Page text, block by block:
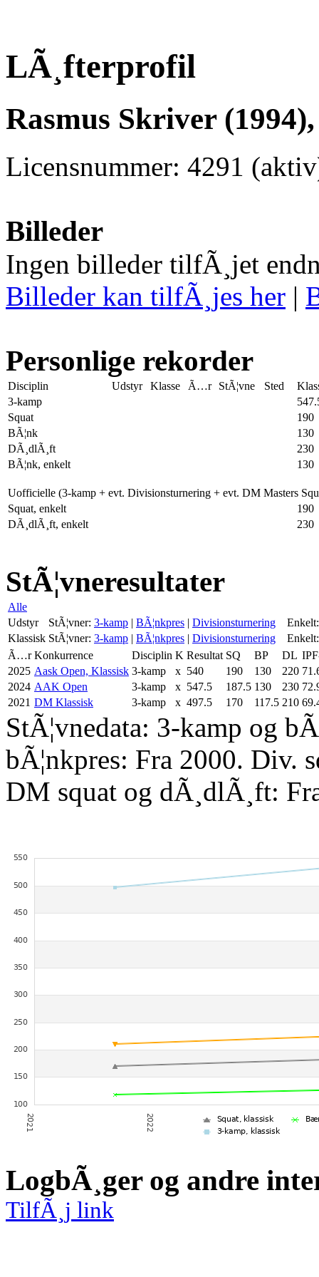
LÃ¸fterprofil
Rasmus Skriver
Licensnummer: 4291
Billeder
Ingen billeder tilfÃ¸jet
Billeder kan tilfÃ¸jes her |
Personlige rekorder
Disciplin Udstyr Klasse Ã…r StÃ¦vne Sted
3-kamp
Squat
190
BÃ¦nk
130
DÃ¸dlÃ¸ft
230
BÃ¦nk, enkelt
130
Uofficielle (3-kamp + evt. Divisionsturnering + evt. DM Masters
Squat, enkelt
190
DÃ¸dlÃ¸ft, enkelt
230
StÃ¦vneresultater
Alle
Udstyr
StÃ¦vner: 3-kamp | BÃ¦nkpres | Divisionsturnering
Enkelt:
Klassisk StÃ¦vner: 3-kamp | BÃ¦nkpres | Divisionsturnering
Enkelt:
Ã…r Konkurrence Disciplin K Resultat SQ BP DL
2025 Aask Open, Klassisk 3-kamp x 540 190 130 220
2024 AAK Open 3-kamp x 547.5 187.5 130 230
2021 DM Klassisk 3-kamp x 497.5 170 117.5 210
StÃ¦vnedata: 3-kamp og
bÃ¦nkpres: Fra 2000. Div.
DM squat og dÃ¸dlÃ¸ft:
LogbÃ¸ger og andre
TilfÃ¸j link